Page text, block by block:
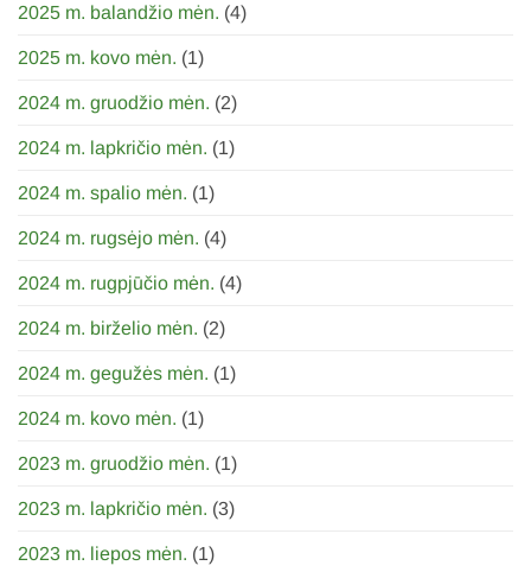
2025 m. balandžio mėn. (4)
2025 m. kovo mėn. (1)
2024 m. gruodžio mėn. (2)
2024 m. lapkričio mėn. (1)
2024 m. spalio mėn. (1)
2024 m. rugsėjo mėn. (4)
2024 m. rugpjūčio mėn. (4)
2024 m. birželio mėn. (2)
2024 m. gegužės mėn. (1)
2024 m. kovo mėn. (1)
2023 m. gruodžio mėn. (1)
2023 m. lapkričio mėn. (3)
2023 m. liepos mėn. (1)